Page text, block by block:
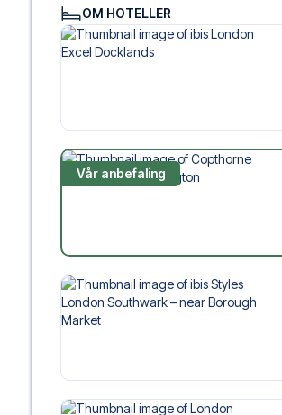
OM HOTELLER
Vår anbefaling